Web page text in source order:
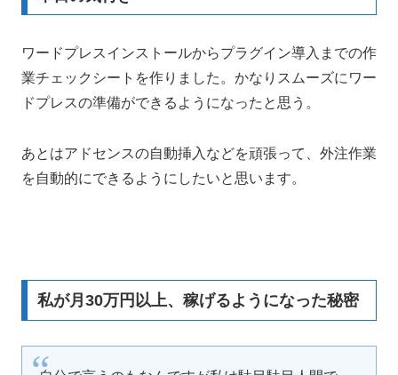
ワードプレスインストールからプラグイン導入までの作
業チェックシートを作りました。かなりスムーズにワー
ドプレスの準備ができるようになったと思う。
あとはアドセンスの自動挿入などを頑張って、外注作業
を自動的にできるようにしたいと思います。
私が月30万円以上、稼げるようになった秘密